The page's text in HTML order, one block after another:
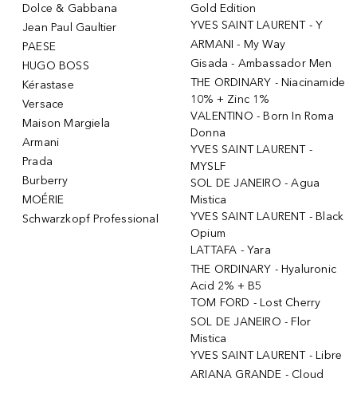
Dolce & Gabbana
Jean Paul Gaultier
PAESE
HUGO BOSS
Kérastase
Versace
Maison Margiela
Armani
Prada
Burberry
MOÉRIE
Schwarzkopf Professional
Gold Edition
YVES SAINT LAURENT - Y
ARMANI - My Way
Gisada - Ambassador Men
THE ORDINARY - Niacinamide
10% + Zinc 1%
VALENTINO - Born In Roma
Donna
YVES SAINT LAURENT -
MYSLF
SOL DE JANEIRO - Agua
Mistica
YVES SAINT LAURENT - Black
Opium
LATTAFA - Yara
THE ORDINARY - Hyaluronic
Acid 2% + B5
TOM FORD - Lost Cherry
SOL DE JANEIRO - Flor
Mistica
YVES SAINT LAURENT - Libre
ARIANA GRANDE - Cloud